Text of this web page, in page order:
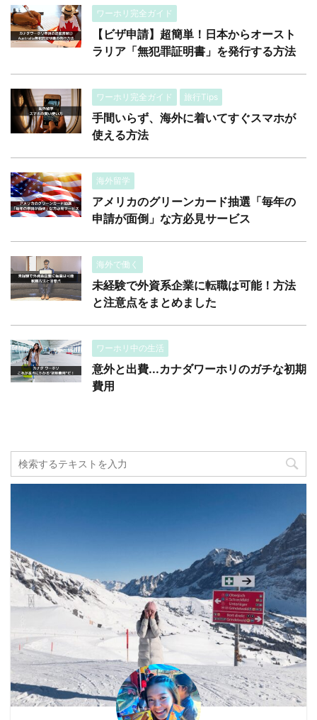
ワーホリ完全ガイド
【ビザ申請】超簡単！日本からオースト
ラリア「無犯罪証明書」を発行する方法
ワーホリ完全ガイド 旅行Tips
手間いらず、海外に着いてすぐスマホが
使える方法
海外留学
アメリカのグリーンカード抽選「毎年の
申請が面倒」な方必見サービス
海外で働く
未経験で外資系企業に転職は可能！方法
と注意点をまとめました
ワーホリ中の生活
意外と出費...カナダワーホリのガチな初期
費用